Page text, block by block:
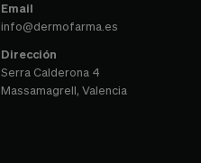
Email
info@dermofarma.es
Dirección
Serra Calderona 4
Massamagrell, Valencia